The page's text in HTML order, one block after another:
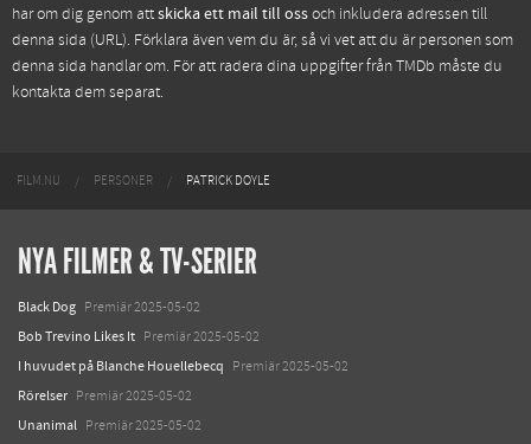
har om dig genom attskicka ett mail till ossoch inkludera adressen till
denna sida (URL). Förklara även vem du är, så vi vet att du är personen som
denna sida handlar om. För att radera dina uppgifter från TMDb måste du
kontakta dem separat.
FILM.NU PERSONER PATRICK DOYLE
NYA FILMER & TV-SERIER
Black Dog Premiär 2025-05-02
Bob Trevino Likes It Premiär 2025-05-02
I huvudet på Blanche Houellebecq Premiär 2025-05-02
Rörelser Premiär 2025-05-02
Unanimal Premiär 2025-05-02